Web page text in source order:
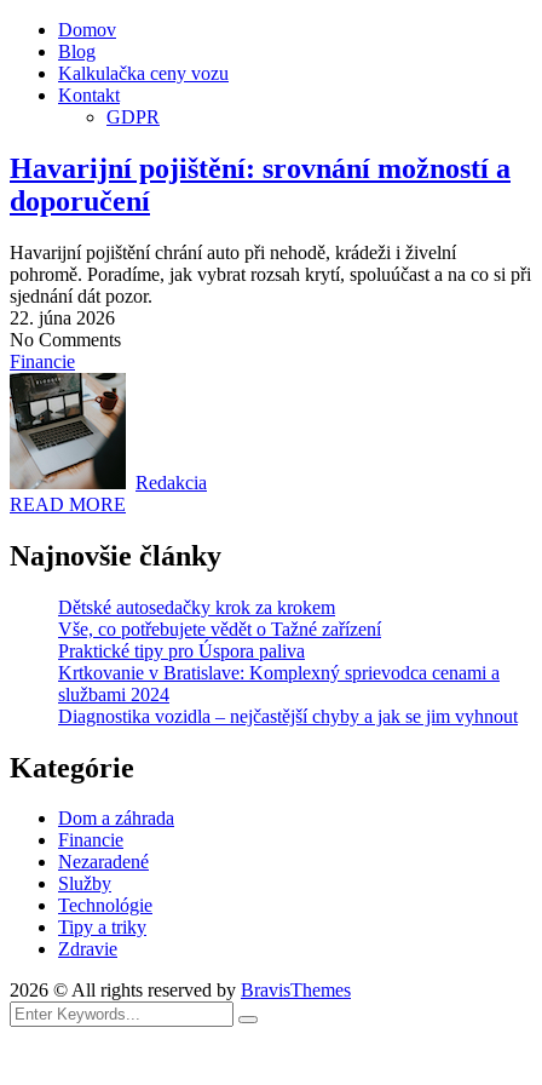
Domov
Blog
Kalkulačka ceny vozu
Kontakt
GDPR
Havarijní pojištění: srovnání možností a
doporučení
Havarijní pojištění chrání auto při nehodě, krádeži i živelní
pohromě. Poradíme, jak vybrat rozsah krytí, spoluúčast a na co si při
sjednání dát pozor.
22. júna 2026
No Comments
Financie
Redakcia
READ MORE
Najnovšie články
Dětské autosedačky krok za krokem
Vše, co potřebujete vědět o Tažné zařízení
Praktické tipy pro Úspora paliva
Krtkovanie v Bratislave: Komplexný sprievodca cenami a
službami 2024
Diagnostika vozidla – nejčastější chyby a jak se jim vyhnout
Kategórie
Dom a záhrada
Financie
Nezaradené
Služby
Technológie
Tipy a triky
Zdravie
2026 © All rights reserved by BravisThemes